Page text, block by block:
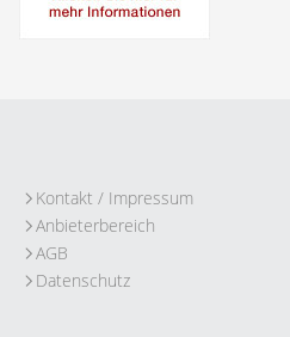
Kontakt / Impressum
Anbieterbereich
AGB
Datenschutz